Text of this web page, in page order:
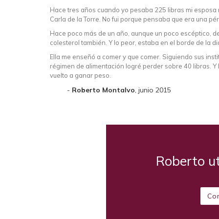
Hace tres años cuando yo pesaba 225 libras mi
Carla de la Torre. No fui porque pensaba que era una
Hace poco más de un año, aunque un poco escéptico,
colesterol también. Y lo peor, estaba en el borde de la
Ella me enseñó a comer y que comer. Siguiendo sus
régimen de alimentación logré perder sobre 40 libras.
vuelto a ganar peso.
Roberto Montalvo, junio 2015
Roberto